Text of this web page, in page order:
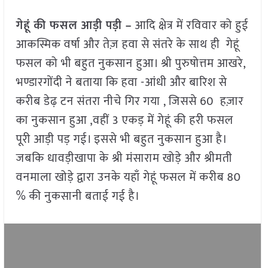
गेहूं की फसल आड़ी पड़ी –आदि क्षेत्र में रविवार को हुई
आकस्मिक वर्षा और तेज़ हवा से संतरे के साथ ही गेहूं
फसल को भी बहुत नुकसान हुआ। श्री पुरुषोत्तम आखरे,
भण्डारगोंदी ने बताया कि हवा -आंधी और बारिश से
करीब डेढ़ टन संतरा नीचे गिर गया , जिससे 60 हज़ार
का नुकसान हुआ ,वहीं 3 एकड़ में गेहूं की हरी फसल
पूरी आड़ी पड़ गई। इससे भी बहुत नुकसान हुआ है।
जबकि धावड़ीखापा के श्री मंसाराम खोड़े और श्रीमती
वनमाला खोड़े द्वारा उनके यहाँ गेहूं फसल में करीब 80
% की नुकसानी बताई गई है।